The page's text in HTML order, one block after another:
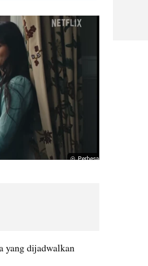
Perbesar
yang dijadwalkan